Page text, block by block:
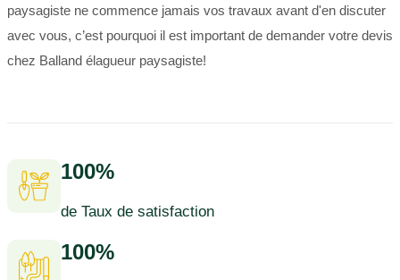
paysagiste ne commence jamais vos travaux avant d'en discuter
avec vous, c’est pourquoi il est important de demander votre devis
chez Balland élagueur paysagiste!
100%
de Taux de satisfaction
100%